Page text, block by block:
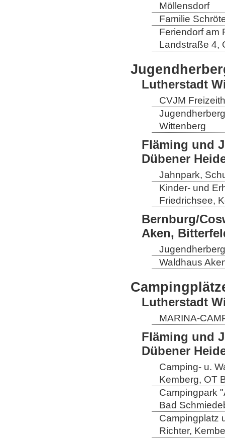
Möllensdorf
Familie
Feriendorf am
Landstraße 4,
Lutherstadt
CVJM
Wittenberg
Fläming und
Dübener
Jahnpark,
Kinder- und
Friedrichsee,
Bernburg/
Aken,
Waldhaus
Lutherstadt
MARINA-
Fläming und
Dübener
Camping- u.
Kemberg, OT
Campingpark
Bad
Campingplatz
Richter,